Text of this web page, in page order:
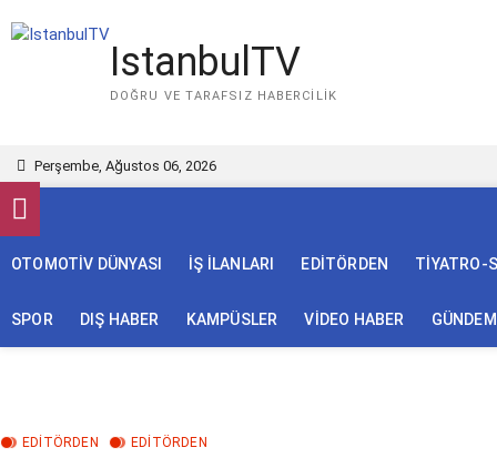
o
t
IstanbulTV
DOĞRU VE TARAFSIZ HABERCILIK
Perşembe, Ağustos 06, 2026
OTOMOTİV DÜNYASI İŞ İLANLARI EDİTÖRDEN TİYATRO-
SPOR DIŞ HABER KAMPÜSLER VİDEO HABER
EDITÖRDEN EDİTÖRDEN